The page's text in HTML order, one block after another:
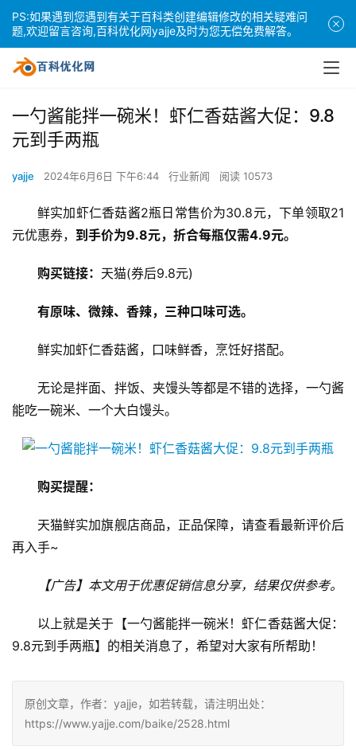
一勺酱能拌一碗米！虾仁香菇酱大促：9.8
元到手两瓶
yajje 2024年6月6日 下午6:44 行业新闻 阅读 10573
鲜实加虾仁香菇酱2瓶日常售价为30.8元，下单领取21
元优惠券， 到手价为9.8元，折合每瓶仅需4.9元。
购买链接： 天猫(券后9.8元)
有原味、微辣、香辣，三种口味可选。
鲜实加虾仁香菇酱，口味鲜香，烹饪好搭配。
无论是拌面、拌饭、夹馒头等都是不错的选择，一勺酱
能吃一碗米、一个大白馒头。
购买提醒：
天猫鲜实加旗舰店商品，正品保障，请查看最新评价后
再入手~
【广告】本文用于优惠促销信息分享，结果仅供参考。
以上就是关于【一勺酱能拌一碗米！虾仁香菇酱大促：
9.8元到手两瓶】的相关消息了，希望对大家有所帮助！
原创文章，作者：yajje，如若转载，请注明出处：
https://www.yajje.com/baike/2528.html
PS:如果遇到您遇到有关于百科类创建编辑修改的相关疑难问
题,欢迎留言咨询,百科优化网yajje及时为您无偿免费解答。